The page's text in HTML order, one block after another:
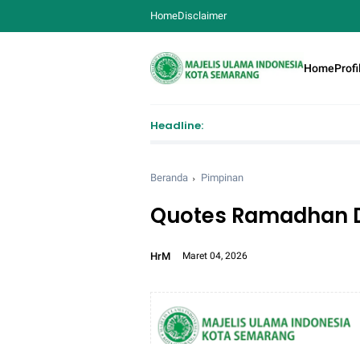
HomeDisclaimer
HomeProfil
Headline:
Beranda Pimpinan
Quotes Ramadhan
HrM Maret 04, 2026
Font size: